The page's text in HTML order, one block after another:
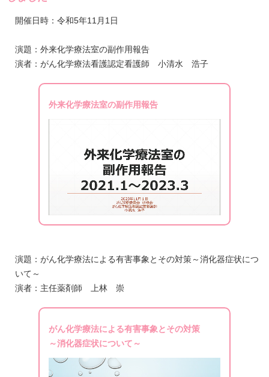
開催日時：令和5年11月1日
演題：外来化学療法室の副作用報告
演者：がん化学療法看護認定看護師 小清水 浩子
外来化学療法室の副作用報告
演題：がん化学療法による有害事象とその対策～消化器症状につ
いて～
演者：主任薬剤師 上林 崇
がん化学療法による有害事象とその対策
～消化器症状について～